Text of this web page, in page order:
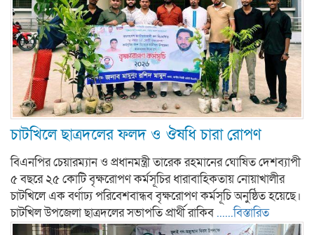
চাটখিলে ছাত্রদলের ফলদ ও ঔষধি চারা রোপণ
বিএনপির চেয়ারম্যান ও প্রধানমন্ত্রী তারেক রহমানের ঘোষিত দেশব্যাপী
৫ বছরে ২৫ কোটি বৃক্ষরোপণ কর্মসূচির ধারাবাহিকতায় নোয়াখালীর
চাটখিলে এক বর্ণাঢ্য পরিবেশবান্ধব বৃক্ষরোপণ কর্মসূচি অনুষ্ঠিত হয়েছে।
চাটখিল উপজেলা ছাত্রদলের সভাপতি প্রার্থী রাকিব ......বিস্তারিত